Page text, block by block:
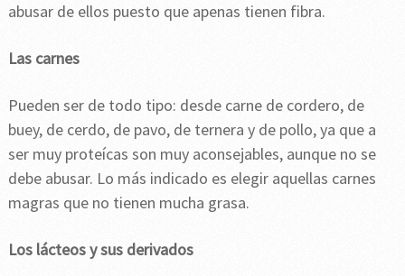
abusar de ellos puesto que apenas tienen fibra.
Las carnes
Pueden ser de todo tipo: desde carne de cordero, de
buey, de cerdo, de pavo, de ternera y de pollo, ya que a
ser muy proteícas son muy aconsejables, aunque no se
debe abusar. Lo más indicado es elegir aquellas carnes
magras que no tienen mucha grasa.
Los lácteos y sus derivados